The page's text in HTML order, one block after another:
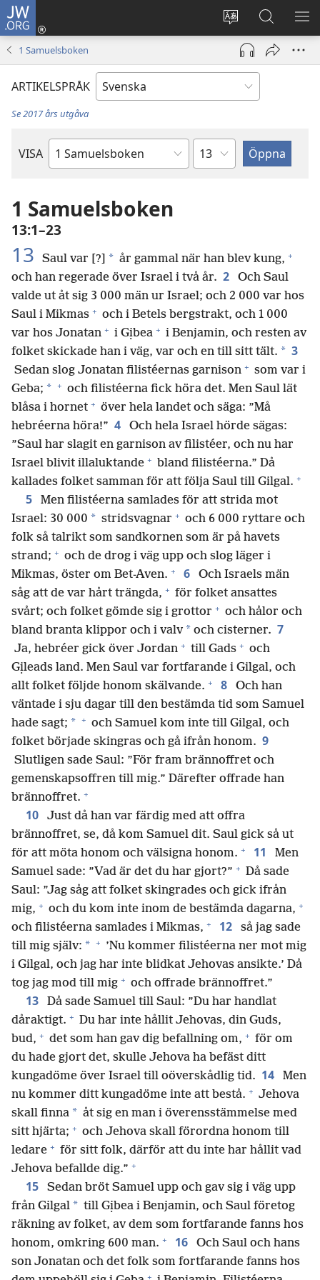
JW.ORG
Ändra
webbplatsens
språk
Logga
(öppnar
fönster)
Sök
på
jw.org
1 Samuelsboken
ARTIKELSPRÅK
Se 2017 års utgåva
VISA
Bibelbok
Kapitel
1 Samuelsboken
13:1–23
13 Saul var [?] * år gammal när han blev kung, +
och han regerade över Israel i två år. 2
Och Saul
valde ut åt sig 3 000 män ur Israel; och 2 000 var hos
Saul i Mikmas + och i Betels bergstrakt, och 1 000
var hos Jonatan + i Gịbea + i Benjamin, och resten av
folket skickade han i väg, var och en till sitt tält. * 3
Sedan slog Jonatan filistéernas garnison + som var i
Geba; * + och filistéerna fick höra det. Men Saul lät
blåsa i hornet + över hela landet och säga: ”Må
hebréerna höra!” 4
Och hela Israel hörde sägas:
”Saul har slagit en garnison av filistéer, och nu har
Israel blivit illaluktande + bland filistéerna.” Då
kallades folket samman för att följa Saul till Gilgal. +
5
Men filistéerna samlades för att strida mot
Israel: 30 000 * stridsvagnar + och 6 000 ryttare och
folk så talrikt som sandkornen som är på havets
strand; + och de drog i väg upp och slog läger i
Mikmas, öster om Bet-Aven. + 6
Och Israels män
såg att de var hårt trängda, + för folket ansattes
svårt; och folket gömde sig i grottor + och hålor och
bland branta klippor och i valv * och cisterner. 7
Ja, hebréer gick över Jordan + till Gads + och
Gịleads land. Men Saul var fortfarande i Gilgal, och
allt folket följde honom skälvande. + 8
Och han
väntade i sju dagar till den bestämda tid som Samuel
hade sagt; * + och Samuel kom inte till Gilgal, och
folket började skingras och gå ifrån honom. 9
Slutligen sade Saul: ”För fram brännoffret och
gemenskapsoffren till mig.” Därefter offrade han
brännoffret. +
10
Just då han var färdig med att offra
brännoffret, se, då kom Samuel dit. Saul gick så ut
för att möta honom och välsigna honom. + 11
Men
Samuel sade: ”Vad är det du har gjort?” + Då sade
Saul: ”Jag såg att folket skingrades och gick ifrån
mig, + och du kom inte inom de bestämda dagarna, +
och filistéerna samlades i Mikmas, + 12
så jag sade
till mig själv: * + ’Nu kommer filistéerna ner mot mig
i Gilgal, och jag har inte blidkat Jehovas ansikte.’ Då
tog jag mod till mig + och offrade brännoffret.”
13
Då sade Samuel till Saul: ”Du har handlat
dåraktigt. + Du har inte hållit Jehovas, din Guds,
bud, + det som han gav dig befallning om, + för om
du hade gjort det, skulle Jehova ha befäst ditt
kungadöme över Israel till oöverskådlig tid. 14
Men
nu kommer ditt kungadöme inte att bestå. + Jehova
skall finna * åt sig en man i överensstämmelse med
sitt hjärta; + och Jehova skall förordna honom till
ledare + för sitt folk, därför att du inte har hållit vad
Jehova befallde dig.” +
15
Sedan bröt Samuel upp och gav sig i väg upp
från Gilgal * till Gịbea i Benjamin, och Saul företog
räkning av folket, av dem som fortfarande fanns hos
honom, omkring 600 man. + 16
Och Saul och hans
son Jonatan och det folk som fortfarande fanns hos
+